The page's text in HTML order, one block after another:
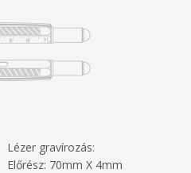
Lézer gravírozás:
Előrész: 70mm X 4mm